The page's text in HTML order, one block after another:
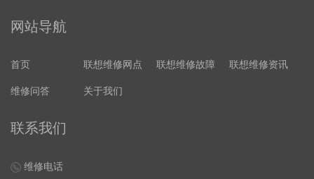
网站导航
首页 联想维修网点 联想维修故障 联想维修资讯
维修问答 关于我们
联系我们
维修电话